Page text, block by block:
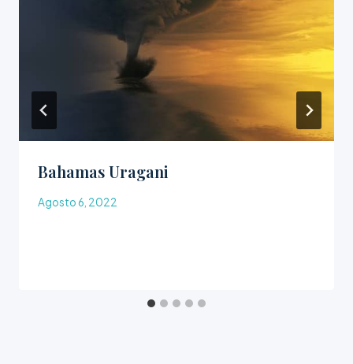
Bahamas Uragani
Agosto 6, 2022